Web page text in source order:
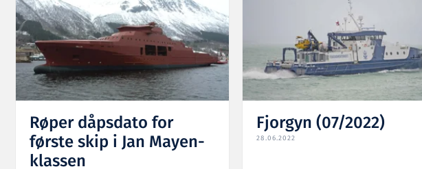
Røper dåpsdato for
første skip i Jan Mayen-
klassen
Fjorgyn (07/2022)
28.06.2022